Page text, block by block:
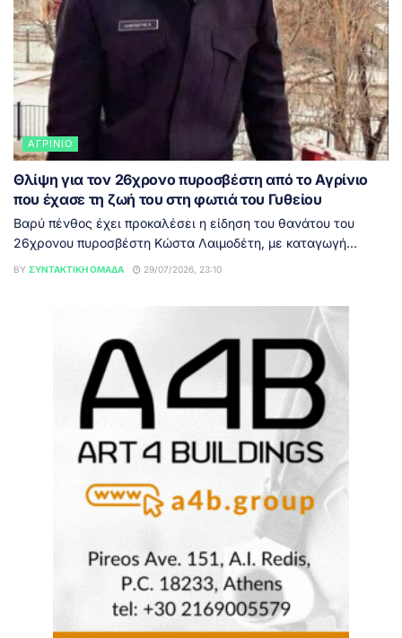
ΑΓΡΊΝΙΟ
Θλίψη για τον 26χρονο πυροσβέστη από το Αγρίνιο
που έχασε τη ζωή του στη φωτιά του Γυθείου
Βαρύ πένθος έχει προκαλέσει η είδηση του θανάτου του
26χρονου πυροσβέστη Κώστα Λαιμοδέτη, με καταγωγή...
BY ΣΥΝΤΑΚΤΙΚΉ ΟΜΆΔΑ 29/07/2026, 23:10